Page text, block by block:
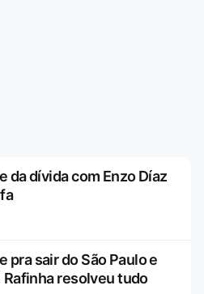
da dívida com Enzo Díaz
pra sair do São Paulo e
Rafinha resolveu tudo